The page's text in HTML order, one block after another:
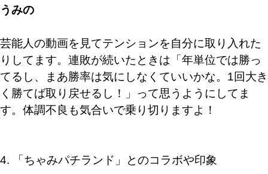
うみの
芸能人の動画を見てテンションを自分に取り入れた
りしてます。連敗が続いたときは「年単位では勝っ
てるし、まあ勝率は気にしなくていいかな。1回大き
く勝てば取り戻せるし！」って思うようにしてま
す。体調不良も気合いで乗り切りますよ！
4. 「ちゃみパチランド」とのコラボや印象